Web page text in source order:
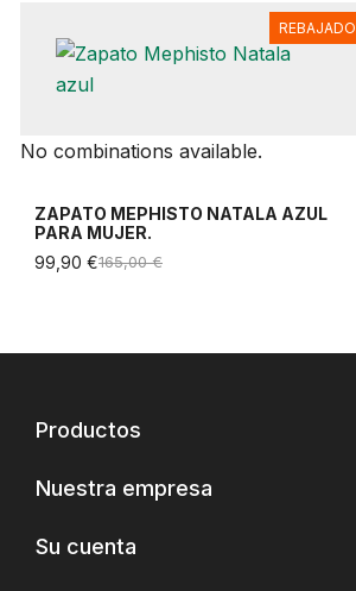
No combinations available.
ZAPATO MEPHISTO NATALA AZUL
PARA MUJER.
99,90 €165,00 €
REBAJADO
Productos
Nuestra empresa
Su cuenta